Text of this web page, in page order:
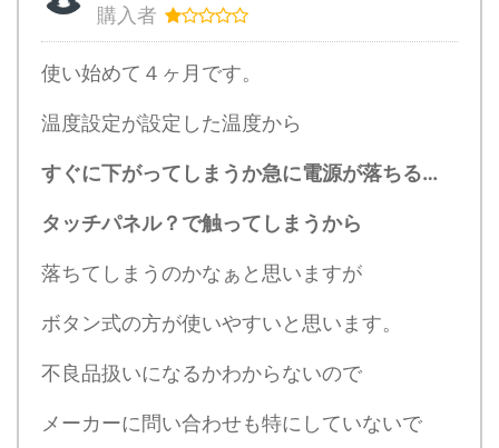
購入者
使い始めて４ヶ月です。
温度設定が設定した温度から
すぐに下がってしまうか急に電源が落ちる…
タッチパネル？で触ってしまうから
落ちてしまうのかなぁと思いますが
ボタン式の方が使いやすいと思います。
不良品扱いになるかわからないので
メーカーに問い合わせも特にしていないで